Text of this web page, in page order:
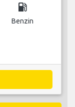
local_gas_station
Benzin